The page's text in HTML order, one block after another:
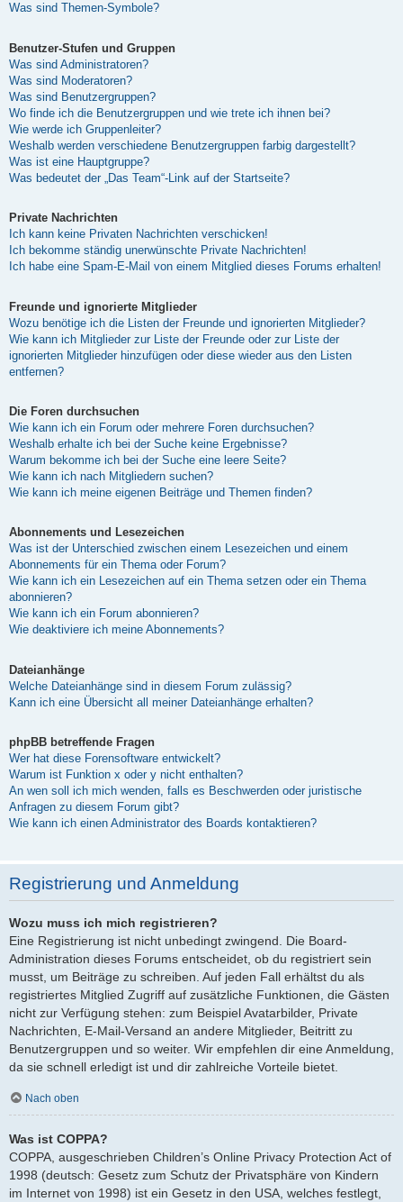
Was sind Themen-Symbole?
Benutzer-Stufen und Gruppen
Was sind Administratoren?
Was sind Moderatoren?
Was sind Benutzergruppen?
Wo finde ich die Benutzergruppen und wie trete ich ihnen bei?
Wie werde ich Gruppenleiter?
Weshalb werden verschiedene Benutzergruppen farbig dargestellt?
Was ist eine Hauptgruppe?
Was bedeutet der „Das Team“-Link auf der Startseite?
Private Nachrichten
Ich kann keine Privaten Nachrichten verschicken!
Ich bekomme ständig unerwünschte Private Nachrichten!
Ich habe eine Spam-E-Mail von einem Mitglied dieses Forums erhalten!
Freunde und ignorierte Mitglieder
Wozu benötige ich die Listen der Freunde und ignorierten Mitglieder?
Wie kann ich Mitglieder zur Liste der Freunde oder zur Liste der
ignorierten Mitglieder hinzufügen oder diese wieder aus den Listen
entfernen?
Die Foren durchsuchen
Wie kann ich ein Forum oder mehrere Foren durchsuchen?
Weshalb erhalte ich bei der Suche keine Ergebnisse?
Warum bekomme ich bei der Suche eine leere Seite?
Wie kann ich nach Mitgliedern suchen?
Wie kann ich meine eigenen Beiträge und Themen finden?
Abonnements und Lesezeichen
Was ist der Unterschied zwischen einem Lesezeichen und einem
Abonnements für ein Thema oder Forum?
Wie kann ich ein Lesezeichen auf ein Thema setzen oder ein Thema
abonnieren?
Wie kann ich ein Forum abonnieren?
Wie deaktiviere ich meine Abonnements?
Dateianhänge
Welche Dateianhänge sind in diesem Forum zulässig?
Kann ich eine Übersicht all meiner Dateianhänge erhalten?
phpBB betreffende Fragen
Wer hat diese Forensoftware entwickelt?
Warum ist Funktion x oder y nicht enthalten?
An wen soll ich mich wenden, falls es Beschwerden oder juristische
Anfragen zu diesem Forum gibt?
Wie kann ich einen Administrator des Boards kontaktieren?
Registrierung und Anmeldung
Wozu muss ich mich registrieren?
Eine Registrierung ist nicht unbedingt zwingend. Die Board-
Administration dieses Forums entscheidet, ob du registriert sein
musst, um Beiträge zu schreiben. Auf jeden Fall erhältst du als
registriertes Mitglied Zugriff auf zusätzliche Funktionen, die Gästen
nicht zur Verfügung stehen: zum Beispiel Avatarbilder, Private
Nachrichten, E-Mail-Versand an andere Mitglieder, Beitritt zu
Benutzergruppen und so weiter. Wir empfehlen dir eine Anmeldung,
da sie schnell erledigt ist und dir zahlreiche Vorteile bietet.
Nach oben
Was ist COPPA?
COPPA, ausgeschrieben Children’s Online Privacy Protection Act of
1998 (deutsch: Gesetz zum Schutz der Privatsphäre von Kindern
im Internet von 1998) ist ein Gesetz in den USA, welches festlegt,